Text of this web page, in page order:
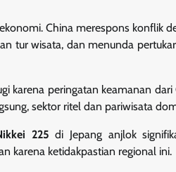
China merespons konflik
tur wisata, dan menunda
karena peringatan keamanan
sektor ritel dan pariwisata
225 di Jepang anjlok
karena ketidakpastian regional ini.